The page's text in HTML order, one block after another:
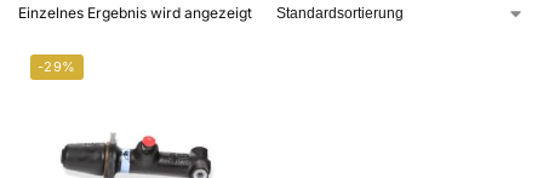
Einzelnes Ergebnis wird angezeigt
-29%